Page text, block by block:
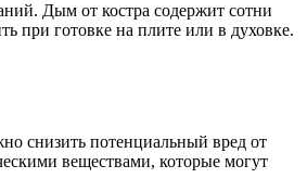
Дым от костра содержит сотни
при готовке на плите или в духовке.
снизить потенциальный вред от
веществами, которые могут